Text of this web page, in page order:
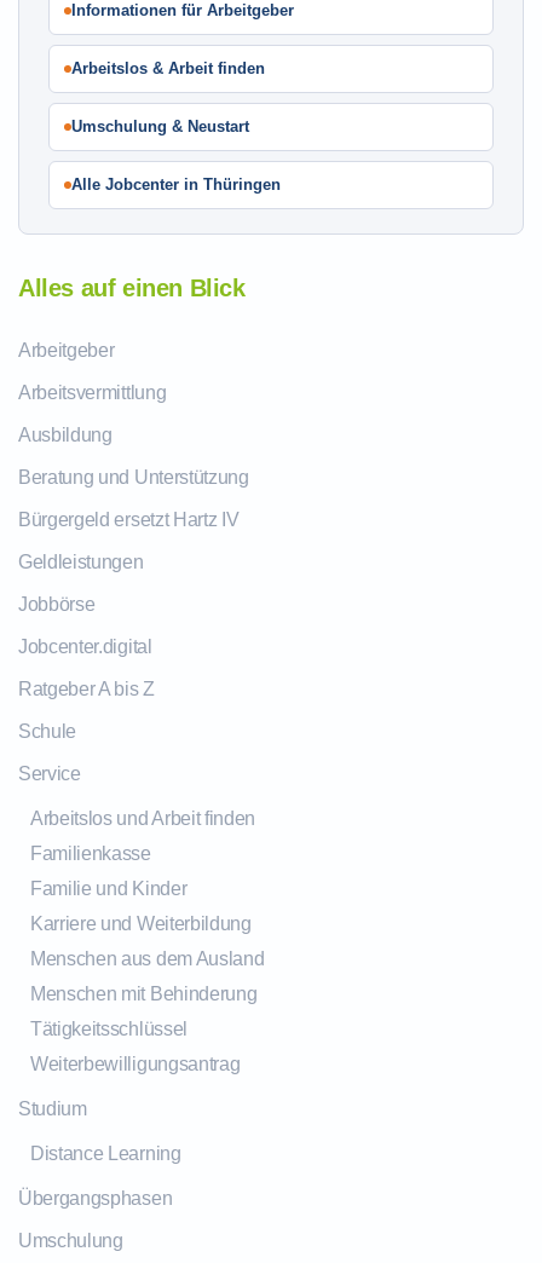
Informationen für Arbeitgeber
Arbeitslos & Arbeit finden
Umschulung & Neustart
Alle Jobcenter in Thüringen
Alles auf einen Blick
Arbeitgeber
Arbeitsvermittlung
Ausbildung
Beratung und Unterstützung
Bürgergeld ersetzt Hartz IV
Geldleistungen
Jobbörse
Jobcenter.digital
Ratgeber A bis Z
Schule
Service
Arbeitslos und Arbeit finden
Familienkasse
Familie und Kinder
Karriere und Weiterbildung
Menschen aus dem Ausland
Menschen mit Behinderung
Tätigkeitsschlüssel
Weiterbewilligungsantrag
Studium
Distance Learning
Übergangsphasen
Umschulung